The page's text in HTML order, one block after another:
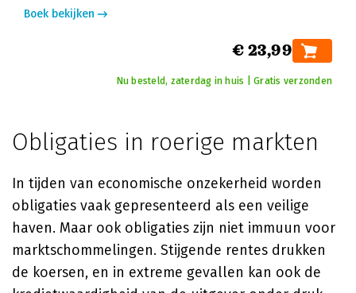
Boek bekijken
€ 23,99
Nu besteld, zaterdag in huis | Gratis verzonden
Obligaties in roerige markten
In tijden van economische onzekerheid worden
obligaties vaak gepresenteerd als een veilige
haven. Maar ook obligaties zijn niet immuun voor
marktschommelingen. Stijgende rentes drukken
de koersen, en in extreme gevallen kan ook de